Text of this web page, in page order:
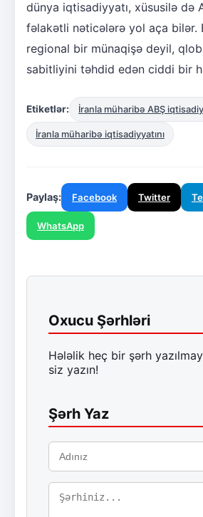
dünya iqtisadiyyatı, xüsusilə də
fəlakətli nəticələrə yol aça bilər.
regional bir münaqişə deyil,
sabitliyini təhdid edən ciddi bir
Etiketlər: İranla müharibə ABŞ
İranla müharibə iqtisadiyyatını
Paylaş: Facebook Twitter
WhatsApp
Oxucu Şərhləri
Hələlik heç bir şərh
siz yazın!
Şərh Yaz